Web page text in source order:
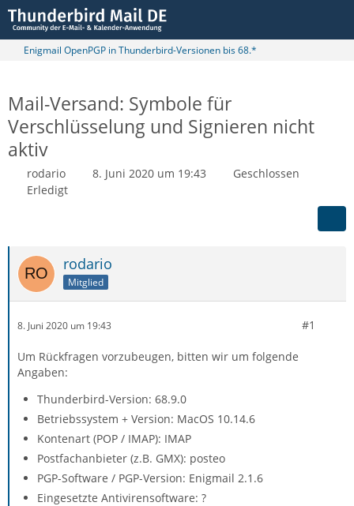
Enigmail OpenPGP in Thunderbird-Versionen bis 68.*
Mail-Versand: Symbole für
Verschlüsselung und Signieren nicht
aktiv
rodario 8. Juni 2020 um 19:43
Geschlossen
Erledigt
rodario
Mitglied
8. Juni 2020 um 19:43 #1
Um Rückfragen vorzubeugen, bitten wir um folgende
Angaben:
Thunderbird-Version: 68.9.0
Betriebssystem + Version: MacOS 10.14.6
Kontenart (POP / IMAP): IMAP
Postfachanbieter (z.B. GMX): posteo
PGP-Software / PGP-Version: Enigmail 2.1.6
Eingesetzte Antivirensoftware: ?